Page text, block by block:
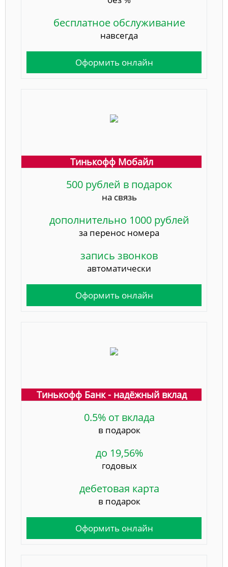
бесплатное обслуживание
навсегда
Оформить онлайн
Тинькофф Мобайл
500 рублей в подарок
на связь
дополнительно 1000 рублей
за перенос номера
запись звонков
автоматически
Оформить онлайн
Тинькофф Банк - надёжный вклад
0.5% от вклада
в подарок
до 19,56%
годовых
дебетовая карта
в подарок
Оформить онлайн